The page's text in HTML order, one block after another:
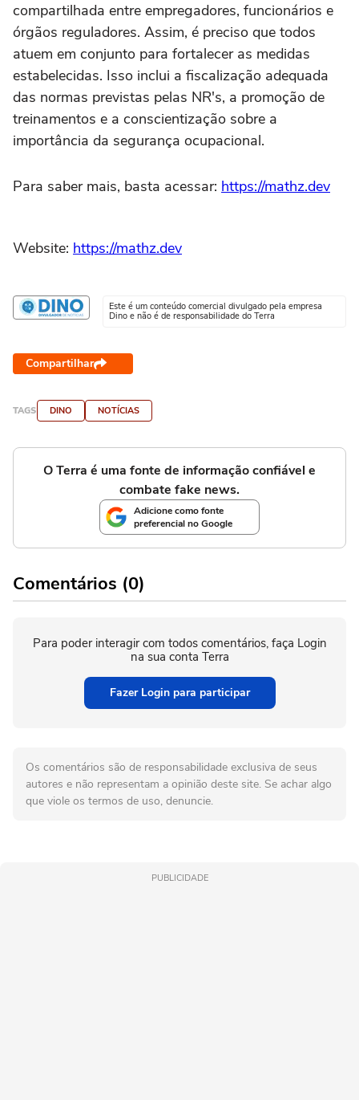
compartilhada entre empregadores, funcionários e
órgãos reguladores. Assim, é preciso que todos
atuem em conjunto para fortalecer as medidas
estabelecidas. Isso inclui a fiscalização adequada
das normas previstas pelas NR's, a promoção de
treinamentos e a conscientização sobre a
importância da segurança ocupacional.
Para saber mais, basta acessar: https://mathz.dev
Website: https://mathz.dev
Este é um conteúdo comercial divulgado pela empresa
Dino e não é de responsabilidade do Terra
Compartilhar
TAGS DINO NOTÍCIAS
O Terra é uma fonte de informação confiável e
combate fake news.
Adicione como fonte
preferencial no Google
Comentários (0)
Para poder interagir com todos comentários, faça Login
na sua conta Terra
Fazer Login para participar
Os comentários são de responsabilidade exclusiva de seus
autores e não representam a opinião deste site. Se achar algo
que viole os termos de uso, denuncie.
PUBLICIDADE